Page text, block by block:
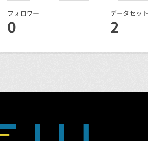
フォロワー
0
データセット
2